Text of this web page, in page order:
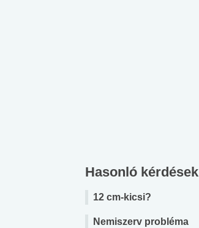
Hasonló kérdések
12 cm-kicsi?
Nemiszerv probléma